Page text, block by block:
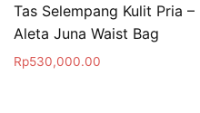
Tas Selempang Kulit Pria –
Aleta Juna Waist Bag
Rp530,000.00